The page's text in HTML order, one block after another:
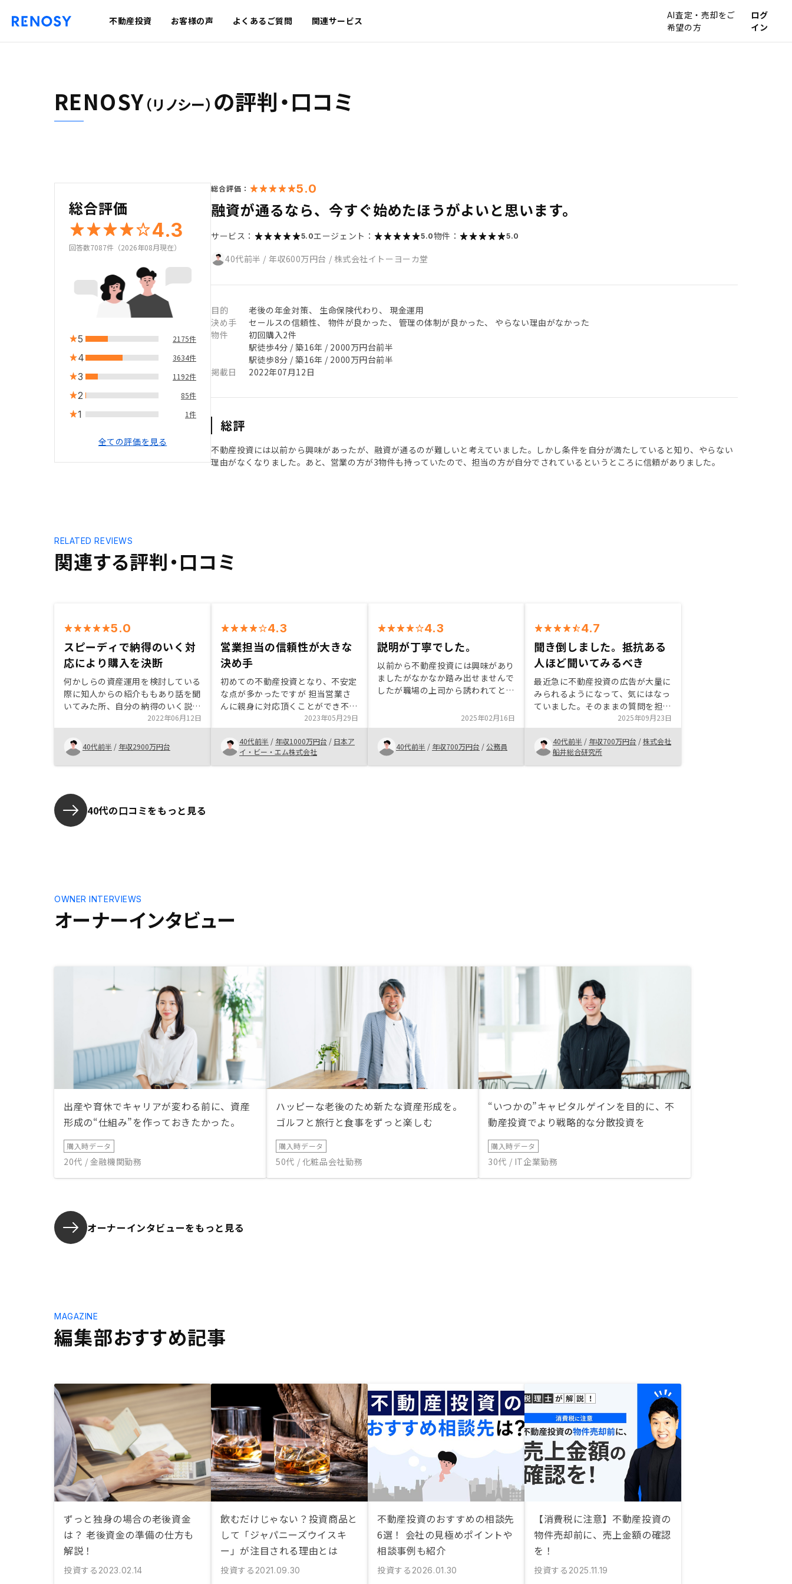
不動産投資 お客様の声 よくあるご質問 関連サービス
AI査定・売却をご
希望の方
ログ
イン
RENOSY（リノシー） の評判・口コミ
総合評価
4.3
回答数7087件（2026年08月現在）
5 2175件
4 3634件
3 1192件
2 85件
1 1件
全ての評価を見る
総合評価： 5.0
融資が通るなら、今すぐ始めたほうがよいと思います。
サービス： 5.0エージェント： 5.0物件： 5.0
40代前半 / 年収600万円台 / 株式会社イトーヨーカ堂
目的
老後の年金対策、 生命保険代わり、 現金運用
決め手
セールスの信頼性、 物件が良かった、 管理の体制が良かった、 やらない理由がなかった
物件
初回購入2件
駅徒歩4分 / 築16年 / 2000万円台前半
駅徒歩8分 / 築16年 / 2000万円台前半
掲載日
2022年07月12日
総評
不動産投資には以前から興味があったが、融資が通るのが難しいと考えていました。しかし条件を自分が満たしていると知り、やらない
理由がなくなりました。あと、営業の方が3物件も持っていたので、担当の方が自分でされているというところに信頼がありました。
関連する評判・口コミ
RELATED REVIEWS
5.0
スピーディで納得のいく対
応により購入を決断
何かしらの資産運用を検討している
際に知人からの紹介ももあり話を聞
いてみた所、自分の納得のいく説明
があり、かつスピーディーな対応も
相まって購入を決断しました。自分
の知らなかった知識等も得ることが
でき有益な投資ができたと思ってい
ます。
2022年06月12日
40代前半 / 年収2900万円台
4.3
営業担当の信頼性が大きな
決め手
初めての不動産投資となり、不安定
な点が多かったですが 担当営業さ
んに親身に対応頂くことができ不安
を払拭することができた。 手続き
も特に手間はなく、スムーズにタス
クをご案内いただけたので、安心し
て進める事ができました。 またア
プリで管理でき、契約資料でも随時
2023年05月29日
40代前半 / 年収1000万円台 / 日本ア
イ・ビー・エム株式会社
4.3
説明が丁寧でした。
以前から不動産投資には興味があり
ましたがなかなか踏み出せませんで
したが職場の上司から誘われてとり
聞いてみようと思いました。 話を
聞いた中で、リスクも多少ありまし
たが老後に対する備えになればと思
い始めました。
2025年02月16日
40代前半 / 年収700万円台 / 公務員
4.7
聞き倒しました。抵抗ある
人ほど聞いてみるべき
最近急に不動産投資の広告が大量に
みられるようになって、気にはなっ
ていました。そのままの質問を担当
の方にぶつけて、根掘り葉掘り聞き
倒させていただきました。ありがと
うございました（笑） ローンを組
む必要がある投資なので、かなり抵
抗があり、あまり行う気もなかった
ップになってないので苦笑 白川さ
んへの引継ぎなら、「実際にうちと
他社さんで商品を持ってる人」って
伝えてもらったほうがよくないです
かね…。
2025年09月23日
40代前半 / 年収700万円台 /株式会社
船井総合研究所
40代の口コミをもっと見る
オーナーインタビュー
OWNER INTERVIEWS
出産や育休でキャリアが変わる前に、資産
形成の“仕組み”を作っておきたかった。
購入時データ
20代 / 金融機関勤務
ハッピーな老後のため新たな資産形成を。
ゴルフと旅行と食事をずっと楽しむ
購入時データ
50代 / 化粧品会社勤務
“いつかの”キャピタルゲインを目的に、不
動産投資でより戦略的な分散投資を
購入時データ
30代 / IT企業勤務
オーナーインタビューをもっと見る
編集部おすすめ記事
MAGAZINE
ずっと独身の場合の老後資金
は？ 老後資金の準備の仕方も
解説！
投資する 2023.02.14
飲むだけじゃない？投資商品と
して「ジャパニーズウイスキ
ー」が注目される理由とは
投資する 2021.09.30
不動産投資のおすすめの相談先
6選！ 会社の見極めポイントや
相談事例も紹介
投資する 2026.01.30
【消費税に注意】不動産投資の
物件売却前に、売上金額の確認
を！
投資する 2025.11.19